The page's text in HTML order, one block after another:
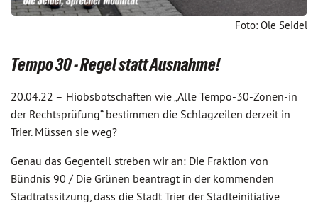
Foto: Ole Seidel
Tempo 30 - Regel statt Ausnahme!
20.04.22 – Hiobsbotschaften wie „Alle Tempo-30-Zonen-in
der Rechtsprüfung“ bestimmen die Schlagzeilen derzeit in
Trier. Müssen sie weg?
Genau das Gegenteil streben wir an: Die Fraktion von
Bündnis 90 / Die Grünen beantragt in der kommenden
Stadtratssitzung, dass die Stadt Trier der Städteinitiative